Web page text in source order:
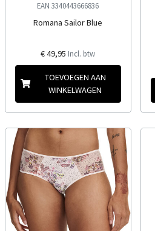
EAN 3340443666836
Romana Sailor Blue
€ 49,95 Incl. btw
TOEVOEGEN AAN
WINKELWAGEN